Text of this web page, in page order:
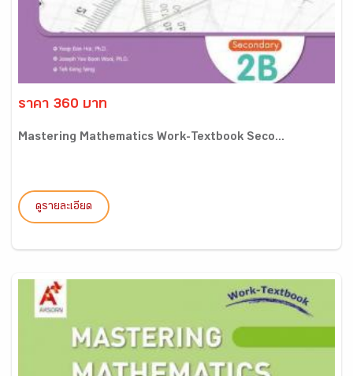
ราคา 360 บาท
Mastering Mathematics Work-Textbook Seco...
ดูรายละเอียด